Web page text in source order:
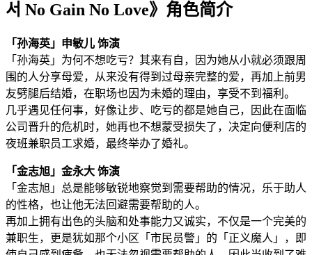
서 No Gain No Love》角色简介
「孙海英」申敏儿 饰演
「孙海英」为何不想吃亏？其来有自，因为她从小就必须跟周
围的人分享母爱，从来没有得到过母亲完整的爱，再加上前男
友劈腿后结婚，在职场也因为未婚的理由，享受不到福利。
几乎遇见任何事，好像让步、吃亏的都是她自己，因此在面临
公司晋升的危机时，她再也不想蒙受损失了，决定向便利店的
夜班兼职员工求婚，最终举办了婚礼。
「金志旭」金永大 饰演
「金志旭」总是能够敏锐地察觉到需要帮助的情况，乐于助人
的性格，也让他无法回避需要帮助的人。
再加上拥有出色的头脑和处事能力又诚实，不仅是一个完美的
兼职生，更是犹如那个小区「市民员警」的「正义魔人」，即